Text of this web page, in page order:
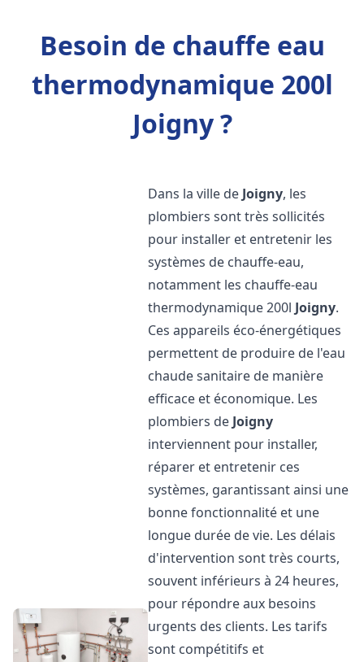
Besoin de chauffe eau
thermodynamique 200l
Joigny ?
Dans la ville de Joigny, les
plombiers sont très sollicités
pour installer et entretenir les
systèmes de chauffe-eau,
notamment les chauffe-eau
thermodynamique 200l Joigny.
Ces appareils éco-énergétiques
permettent de produire de l'eau
chaude sanitaire de manière
efficace et économique. Les
plombiers de Joigny
interviennent pour installer,
réparer et entretenir ces
systèmes, garantissant ainsi une
bonne fonctionnalité et une
longue durée de vie. Les délais
d'intervention sont très courts,
souvent inférieurs à 24 heures,
pour répondre aux besoins
urgents des clients. Les tarifs
sont compétitifs et